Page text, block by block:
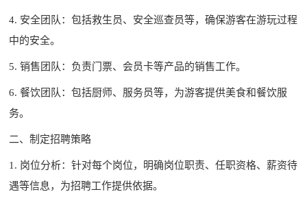
4. 安全团队：包括救生员、安全巡查员等，确保游客在游玩过程
中的安全。
5. 销售团队：负责门票、会员卡等产品的销售工作。
6. 餐饮团队：包括厨师、服务员等，为游客提供美食和餐饮服
务。
二、制定招聘策略
1. 岗位分析：针对每个岗位，明确岗位职责、任职资格、薪资待
遇等信息，为招聘工作提供依据。